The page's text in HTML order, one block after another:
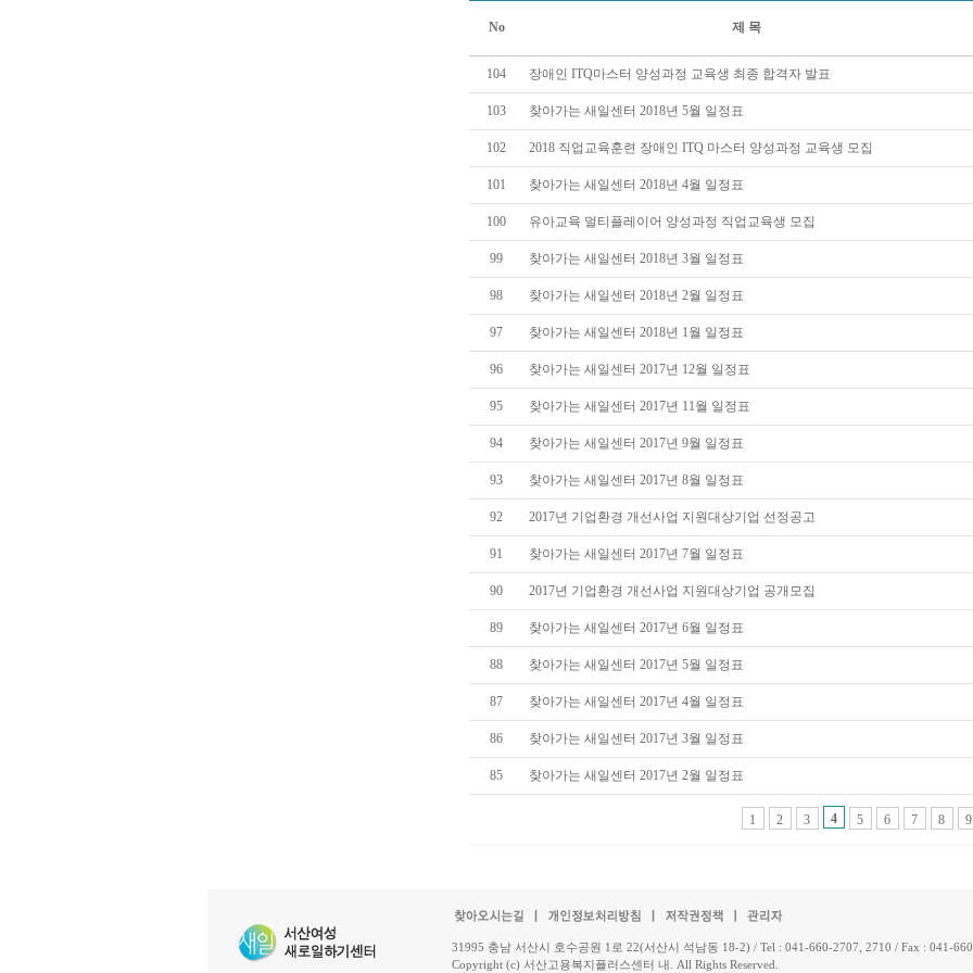
No 제 목
104 장애인 ITQ마스터 양성과정 교육생 최종 합격자 발표
103 찾아가는 새일센터 2018년 5월 일정표
102 2018 직업교육훈련 장애인 ITQ 마스터 양성과정 교육생 모집
101 찾아가는 새일센터 2018년 4월 일정표
100 유아교육 멀티플레이어 양성과정 직업교육생 모집
99 찾아가는 새일센터 2018년 3월 일정표
98 찾아가는 새일센터 2018년 2월 일정표
97 찾아가는 새일센터 2018년 1월 일정표
96 찾아가는 새일센터 2017년 12월 일정표
95 찾아가는 새일센터 2017년 11월 일정표
94 찾아가는 새일센터 2017년 9월 일정표
93 찾아가는 새일센터 2017년 8월 일정표
92 2017년 기업환경 개선사업 지원대상기업 선정공고
91 찾아가는 새일센터 2017년 7월 일정표
90 2017년 기업환경 개선사업 지원대상기업 공개모집
89 찾아가는 새일센터 2017년 6월 일정표
88 찾아가는 새일센터 2017년 5월 일정표
87 찾아가는 새일센터 2017년 4월 일정표
86 찾아가는 새일센터 2017년 3월 일정표
85 찾아가는 새일센터 2017년 2월 일정표
1 2 3 4 5 6 7 8 9
31995 충남 서산시 호수공원 1로 22(서산시 석남동 18-2) / Tel : 041-660-2707, 2710 / Fax : 041-
Copyright (c) 서산고용복지플러스센터 내. All Rights Reserved.